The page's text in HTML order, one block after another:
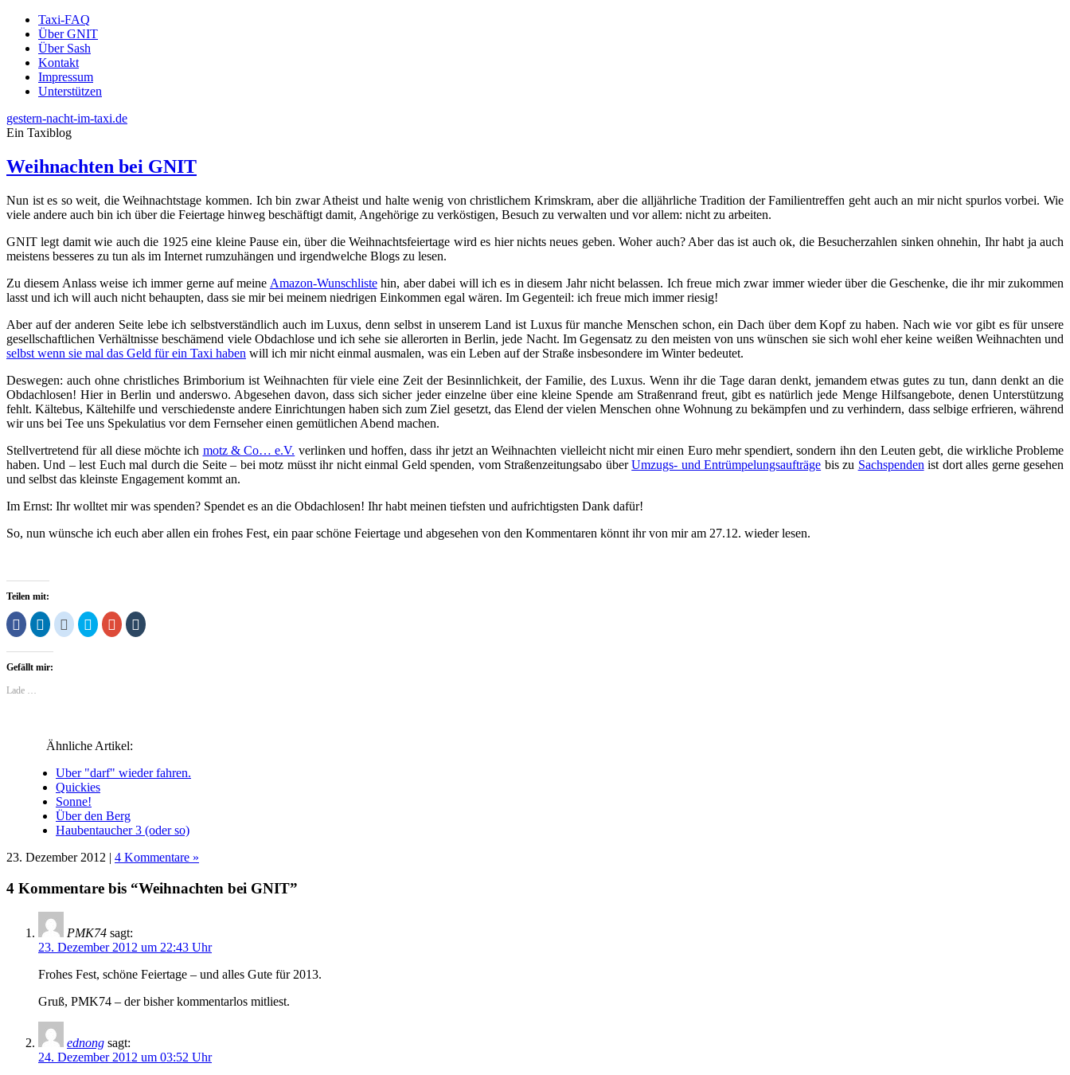
Taxi-FAQ
Über GNIT
Über Sash
Kontakt
Impressum
Unterstützen
gestern-nacht-im-taxi.de
Ein Taxiblog
Weihnachten bei GNIT
Nun ist es so weit, die Weihnachtstage kommen. Ich bin zwar Atheist und halte wenig von christlichem Krimskram, aber die alljährliche Tradition der Familientreffen geht auch an mir nicht spurlos vorbei. Wie
viele andere auch bin ich über die Feiertage hinweg beschäftigt damit, Angehörige zu verköstigen, Besuch zu verwalten und vor allem: nicht zu arbeiten.
GNIT legt damit wie auch die 1925 eine kleine Pause ein, über die Weihnachtsfeiertage wird es hier nichts neues geben. Woher auch? Aber das ist auch ok, die Besucherzahlen sinken ohnehin, Ihr habt ja auch
meistens besseres zu tun als im Internet rumzuhängen und irgendwelche Blogs zu lesen.
Zu diesem Anlass weise ich immer gerne auf meine Amazon-Wunschlistehin, aber dabei will ich es in diesem Jahr nicht belassen. Ich freue mich zwar immer wieder über die Geschenke, die ihr mir zukommen
lasst und ich will auch nicht behaupten, dass sie mir bei meinem niedrigen Einkommen egal wären. Im Gegenteil: ich freue mich immer riesig!
Aber auf der anderen Seite lebe ich selbstverständlich auch im Luxus, denn selbst in unserem Land ist Luxus für manche Menschen schon, ein Dach über dem Kopf zu haben. Nach wie vor gibt es für unsere
gesellschaftlichen Verhältnisse beschämend viele Obdachlose und ich sehe sie allerorten in Berlin, jede Nacht. Im Gegensatz zu den meisten von uns wünschen sie sich wohl eher keine weißen Weihnachten und
selbst wenn sie mal das Geld für ein Taxi haben will ich mir nicht einmal ausmalen, was ein Leben auf der Straße insbesondere im Winter bedeutet.
Deswegen: auch ohne christliches Brimborium ist Weihnachten für viele eine Zeit der Besinnlichkeit, der Familie, des Luxus. Wenn ihr die Tage daran denkt, jemandem etwas gutes zu tun, dann denkt an die
Obdachlosen! Hier in Berlin und anderswo. Abgesehen davon, dass sich sicher jeder einzelne über eine kleine Spende am Straßenrand freut, gibt es natürlich jede Menge Hilfsangebote, denen Unterstützung
fehlt. Kältebus, Kältehilfe und verschiedenste andere Einrichtungen haben sich zum Ziel gesetzt, das Elend der vielen Menschen ohne Wohnung zu bekämpfen und zu verhindern, dass selbige erfrieren, während
wir uns bei Tee uns Spekulatius vor dem Fernseher einen gemütlichen Abend machen.
Stellvertretend für all diese möchte ich motz & Co… e.V. verlinken und hoffen, dass ihr jetzt an Weihnachten vielleicht nicht mir einen Euro mehr spendiert, sondern ihn den Leuten gebt, die wirkliche Probleme
haben. Und – lest Euch mal durch die Seite – bei motz müsst ihr nicht einmal Geld spenden, vom Straßenzeitungsabo überUmzugs- und Entrümpelungsaufträge bis zu Sachspenden ist dort alles gerne gesehen
und selbst das kleinste Engagement kommt an.
Im Ernst: Ihr wolltet mir was spenden? Spendet es an die Obdachlosen! Ihr habt meinen tiefsten und aufrichtigsten Dank dafür!
So, nun wünsche ich euch aber allen ein frohes Fest, ein paar schöne Feiertage und abgesehen von den Kommentaren könnt ihr von mir am 27.12. wieder lesen.
Teilen mit:
Klick,
um
Facebook
teilen
in
neuem
Klick,
um
LinkedIn
teilen
Klick,
um
Klick,
um
über
Zum
Teilen
Klick,
um
Gefällt mir:
Lade …
Ähnliche Artikel:
Uber "darf" wieder fahren.
Quickies
Sonne!
Über den Berg
Haubentaucher 3 (oder so)
23. Dezember 2012 | 4 Kommentare »
4 Kommentare bis “Weihnachten bei GNIT”
PMK74 sagt:
23. Dezember 2012 um 22:43 Uhr
Frohes Fest, schöne Feiertage – und alles Gute für 2013.
Gruß, PMK74 – der bisher kommentarlos mitliest.
ednong sagt:
24. Dezember 2012 um 03:52 Uhr